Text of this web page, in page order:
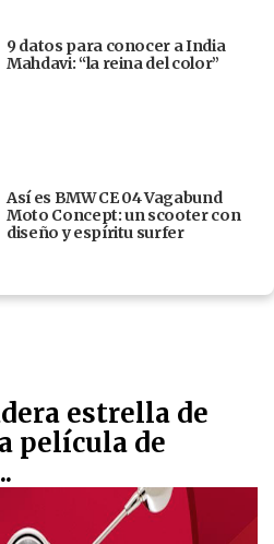
9 datos para conocer a India
Mahdavi: “la reina del color”
Así es BMW CE 04 Vagabund
Moto Concept: un scooter con
diseño y espíritu surfer
estrella de
película de